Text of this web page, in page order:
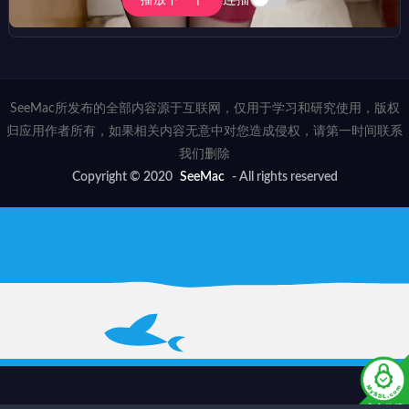
SeeMac所发布的全部内容源于互联网，仅用于学习和研究使用，版权
归应用作者所有，如果相关内容无意中对您造成侵权，请第一时间联系
我们删除
Copyright © 2020 SeeMac - All rights reserved